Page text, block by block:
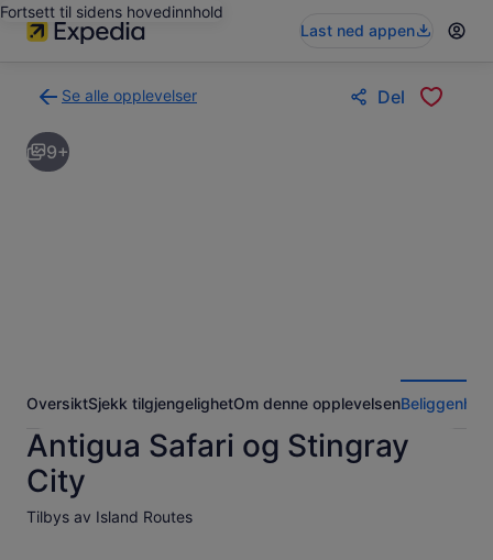
Fortsett til sidens hovedinnhold
Last ned appen
Se alle opplevelser
til
søkeresultatsiden
med
Del
9+
OversiktSjekk tilgjengelighetOm denne opplevelsenBeliggenhet
Antigua Safari og Stingray
City
Tilbys av Island Routes